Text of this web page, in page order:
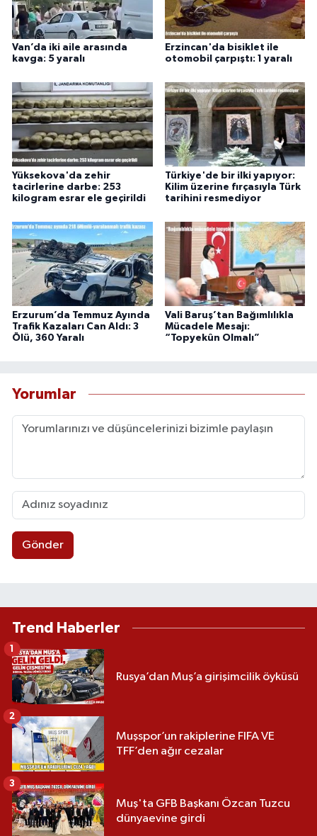
Van’da iki aile arasında
kavga: 5 yaralı
Erzincan'da bisiklet ile
otomobil çarpıştı: 1 yaralı
Yüksekova'da zehir
tacirlerine darbe: 253
kilogram esrar ele geçirildi
Türkiye'de bir ilki yapıyor:
Kilim üzerine fırçasıyla Türk
tarihini resmediyor
Erzurum’da Temmuz Ayında
Trafik Kazaları Can Aldı: 3
Ölü, 360 Yaralı
Vali Baruş’tan Bağımlılıkla
Mücadele Mesajı:
“Topyekûn Olmalı”
Yorumlar
Gönder
Trend Haberler
Rusya’dan Muş’a girişimcilik öyküsü
1
Muşspor’un rakiplerine FIFA VE
TFF’den ağır cezalar
2
Muş'ta GFB Başkanı Özcan Tuzcu
dünyaevine girdi
3